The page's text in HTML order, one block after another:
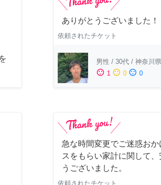
ありがとうございました！
依頼されたチケット
男性 / 30代 / 神奈川県
sentiment_satisfied 1 sentiment_neutral 0 sentiment_dissatisfied 0
急な時間変更でご迷惑お
スをもらい家計に関して
うございました。
依頼されたチケット